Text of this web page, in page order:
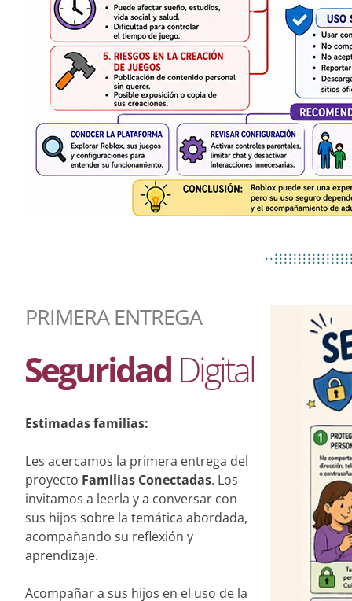
PRIMERA ENTREGA
Estimadas familias:
Les acercamos la primera entrega del
proyecto Familias Conectadas. Los
invitamos a leerla y a conversar con
sus hijos sobre la temática abordada,
acompañando su reflexión y
aprendizaje.
Acompañar a sus hijos en el uso de la
Seguridad Digital